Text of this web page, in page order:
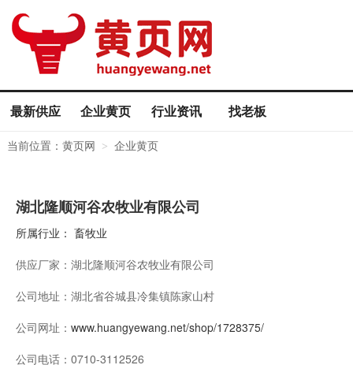
最新供应 企业黄页 行业资讯 找老板
当前位置： 黄页网 > 企业黄页
湖北隆顺河谷农牧业有限公司
所属行业： 畜牧业
供应厂家： 湖北隆顺河谷农牧业有限公司
公司地址： 湖北省谷城县冷集镇陈家山村
公司网址： www.huangyewang.net/shop/1728375/
公司电话： 0710-3112526